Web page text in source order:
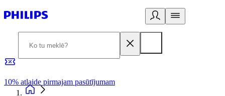
10% atlaide pirmajam pasūtījumam